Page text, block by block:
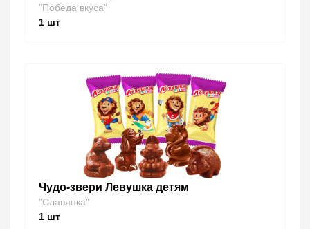
"Победа вкуса"
1 шт
Чудо-звери Левушка детям
"Славянка"
1 шт